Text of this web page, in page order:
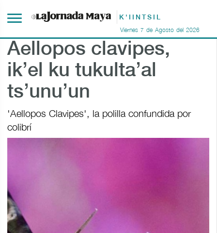
K'IINTSIL
Viernes 7 de Agosto del 2026
Aellopos clavipes,
ik’el ku tukulta’al
ts’unu’un
'Aellopos Clavipes', la polilla confundida por
colibrí